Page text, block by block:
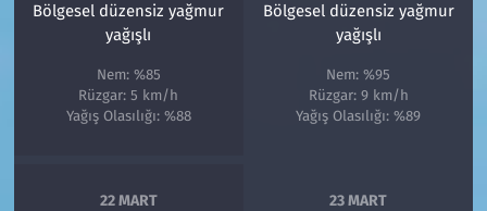
Bölgesel düzensiz yağmur
yağışlı
Nem: %85
Rüzgar: 5 km/h
Yağış Olasılığı: %88
Bölgesel düzensiz yağmur
yağışlı
Nem: %95
Rüzgar: 9 km/h
Yağış Olasılığı: %89
22 MART 23 MART